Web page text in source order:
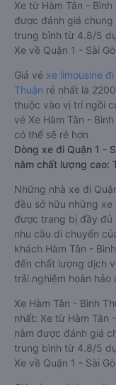
Xe từ Hàm Tân -
được đánh giá
trung bình từ 4.8/5
Xe về Quận 1 - Sài
Giá vé xe limousine
Thuận rẻ nhất là
thuộc vào vị trí ngồi
vé Xe Hàm Tân -
có thể sẽ rẻ hơn
Dòng xe đi Quận 1 -
nằm chất lượng cao:
Những nhà xe đi
đều sở hữu những
được trang bị đầy đủ
nhu cầu di chuyển
khách Hàm Tân -
đến chất lượng dịch
trải nghiệm hoàn hảo
Xe Hàm Tân - Bình
nhất: Xe từ Hàm Tân
nằm được đánh giá
trung bình từ 4.8/5
Xe về Quận 1 - Sài